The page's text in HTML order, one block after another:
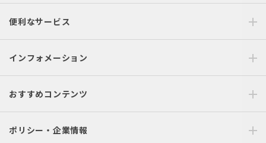
便利なサービス
インフォメーション
おすすめコンテンツ
ポリシー・企業情報